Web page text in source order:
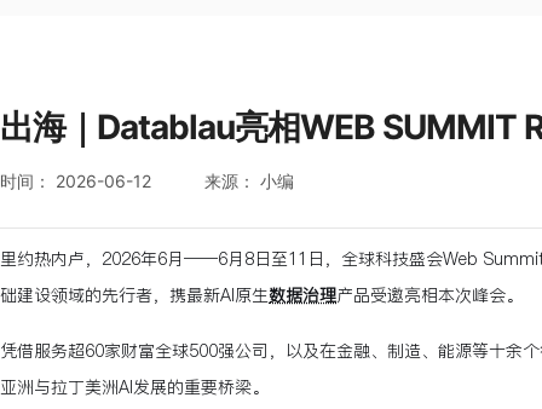
出海｜Datablau亮相WEB SUMMIT
时间： 2026-06-12 来源： 小编
里约热内卢，2026年6月——6月8日至11日，全球科技盛会Web
础建设领域的先行者，携最新AI原生数据治理产品受邀亮相本次峰会。
凭借服务超60家财富全球500强公司，以及在金融、制造、能源等十余
亚洲与拉丁美洲AI发展的重要桥梁。